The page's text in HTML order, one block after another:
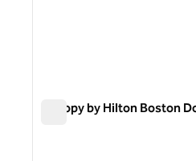
Canopy by Hilton Boston